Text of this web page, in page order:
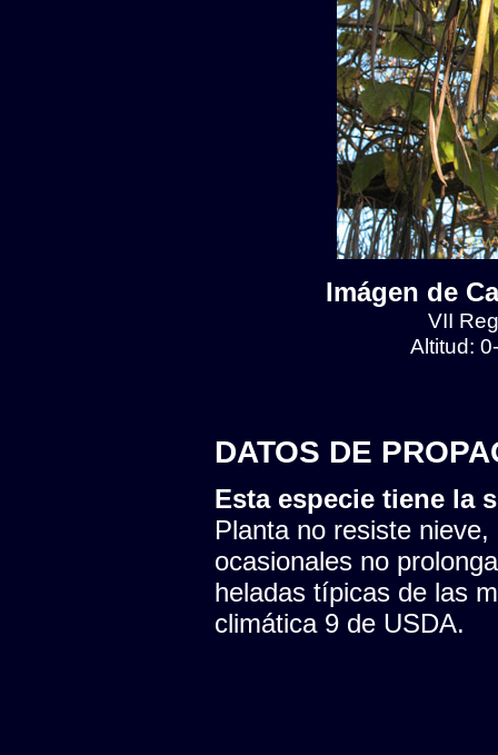
Imágen de
VII
Altitud:
DATOS DE
Esta especie tiene la
Planta no resiste
ocasionales no
heladas típicas de las
climática 9 de USDA.